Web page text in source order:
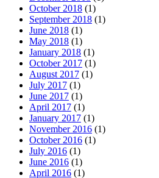
October 2018 (1)
September 2018 (1)
June 2018 (1)
May 2018 (1)
January 2018 (1)
October 2017 (1)
August 2017 (1)
July 2017 (1)
June 2017 (1)
April 2017 (1)
January 2017 (1)
November 2016 (1)
October 2016 (1)
July 2016 (1)
June 2016 (1)
April 2016 (1)